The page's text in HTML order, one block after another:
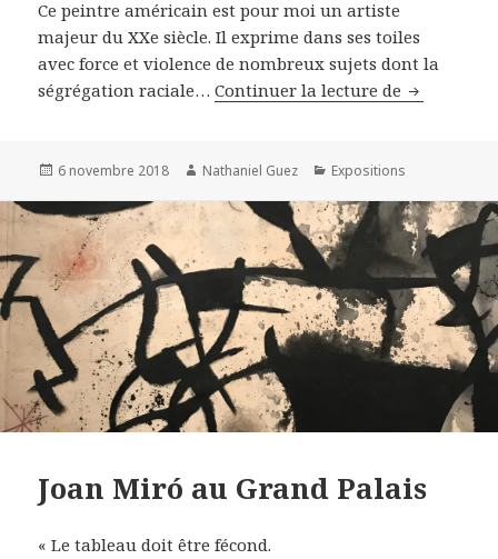
Ce peintre américain est pour moi un artiste
majeur du XXe siècle. Il exprime dans ses toiles
avec force et violence de nombreux sujets dont la
ségrégation raciale…Continuer la lecture de Jean
Publié
6 novembre 2018 Auteur
Nathaniel Guez Catégories
Expositions
Joan Miró au Grand Palais
« Le tableau doit être fécond.